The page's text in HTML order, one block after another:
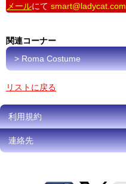
メールにて smart@ladycat.com
関連コーナー
> Roma Costume
リストに戻る
利用規約
連絡先